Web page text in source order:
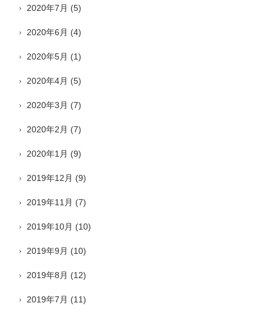
2020年7月 (5)
2020年6月 (4)
2020年5月 (1)
2020年4月 (5)
2020年3月 (7)
2020年2月 (7)
2020年1月 (9)
2019年12月 (9)
2019年11月 (7)
2019年10月 (10)
2019年9月 (10)
2019年8月 (12)
2019年7月 (11)